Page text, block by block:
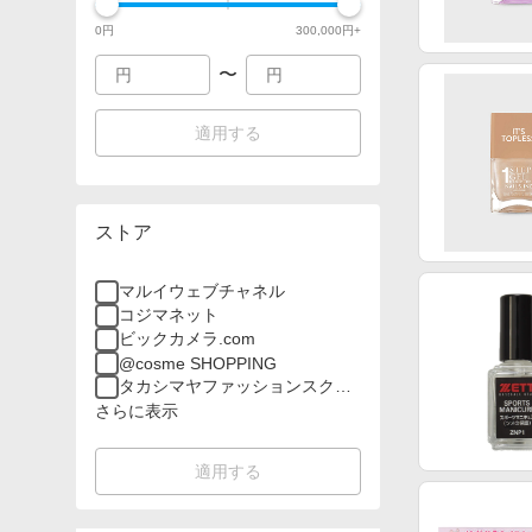
0円 300,000円+
〜
適用する
ストア
マルイウェブチャネル
コジマネット
ビックカメラ.com
@cosme SHOPPING
タカシマヤファッションスクエ
ア
さらに表示
適用する